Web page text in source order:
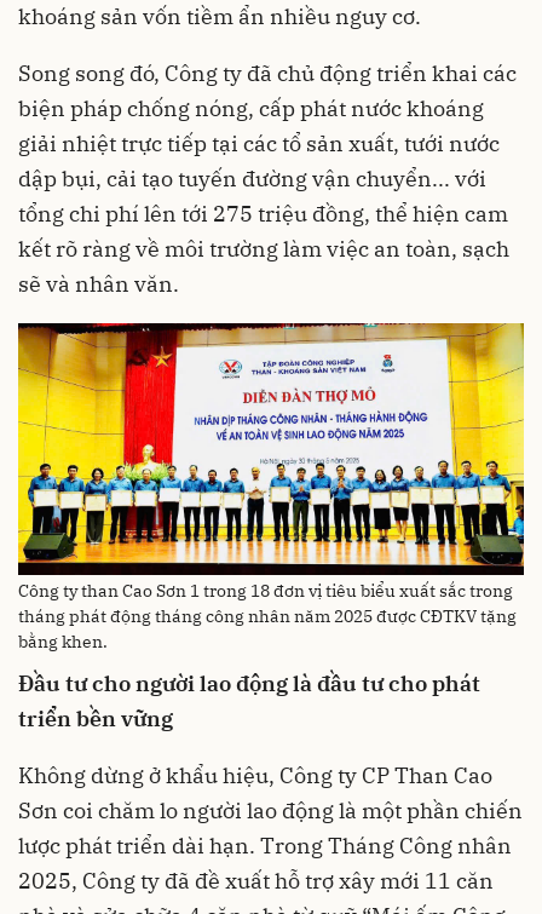
khoáng sản vốn tiềm ẩn nhiều nguy cơ.
Song song đó, Công ty đã chủ động triển khai các
biện pháp chống nóng, cấp phát nước khoáng
giải nhiệt trực tiếp tại các tổ sản xuất, tưới nước
dập bụi, cải tạo tuyến đường vận chuyển... với
tổng chi phí lên tới 275 triệu đồng, thể hiện cam
kết rõ ràng về môi trường làm việc an toàn, sạch
sẽ và nhân văn.
Công ty than Cao Sơn 1 trong 18 đơn vị tiêu biểu xuất sắc trong
tháng phát động tháng công nhân năm 2025 được CĐTKV tặng
bằng khen.
Đầu tư cho người lao động là đầu tư cho phát
triển bền vững
Không dừng ở khẩu hiệu, Công ty CP Than Cao
Sơn coi chăm lo người lao động là một phần chiến
lược phát triển dài hạn. Trong Tháng Công nhân
2025, Công ty đã đề xuất hỗ trợ xây mới 11 căn